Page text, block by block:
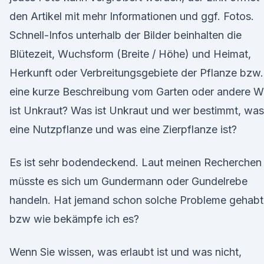
den Artikel mit mehr Informationen und ggf. Fotos.
Schnell-Infos unterhalb der Bilder beinhalten die
Blütezeit, Wuchsform (Breite / Höhe) und Heimat,
Herkunft oder Verbreitungsgebiete der Pflanze bzw.
eine kurze Beschreibung vom Garten oder andere
ist Unkraut? Was ist Unkraut und wer bestimmt, was
eine Nutzpflanze und was eine Zierpflanze ist?
Es ist sehr bodendeckend. Laut meinen Recherchen
müsste es sich um Gundermann oder Gundelrebe
handeln. Hat jemand schon solche Probleme
bzw wie bekämpfe ich es?
Wenn Sie wissen, was erlaubt ist und was nicht,